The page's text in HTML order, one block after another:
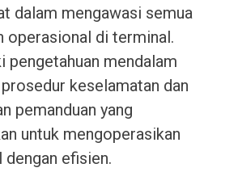
dalam mengawasi semua
operasional di terminal.
pengetahuan mendalam
keselamatan dan
pemanduan yang
untuk mengoperasikan
efisien.